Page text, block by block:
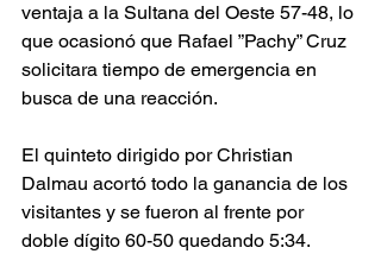
ventaja a la Sultana del Oeste 57-48, lo
que ocasionó que Rafael ”Pachy” Cruz
solicitara tiempo de emergencia en
busca de una reacción.
El quinteto dirigido por Christian
Dalmau acortó todo la ganancia de los
visitantes y se fueron al frente por
doble dígito 60-50 quedando 5:34.